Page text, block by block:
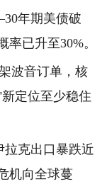
年期美债破
已升至30%。
波音订单，核
定位至少稳住
克出口暴跌近
机向全球蔓